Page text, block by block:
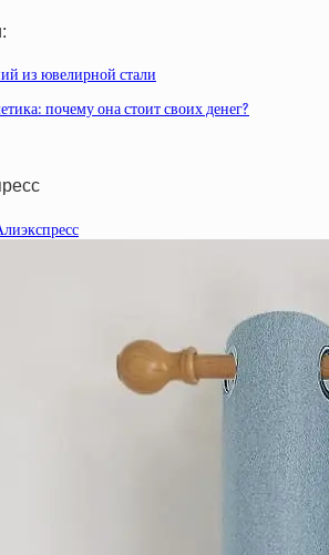
из ювелирной стали
почему она стоит своих денег?